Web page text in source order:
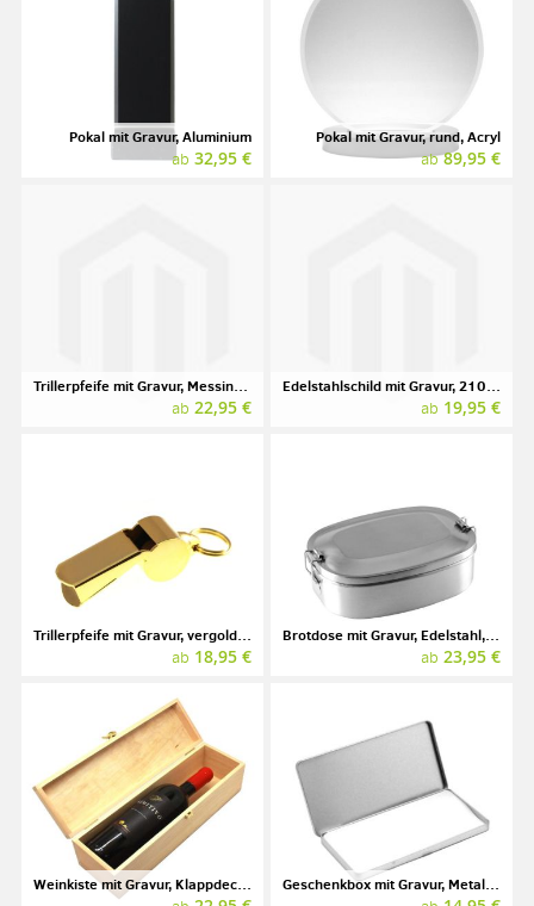
Pokal mit Gravur, Aluminium
ab 32,95 €
Pokal mit Gravur, rund, Acryl
ab 89,95 €
Trillerpfeife mit Gravur, Messing verchromt
ab 22,95 €
Edelstahlschild mit Gravur, 210 x 148 mm (A5)
ab 19,95 €
Trillerpfeife mit Gravur, vergoldet, GOLDENE MUNDIAL
ab 18,95 €
Brotdose mit Gravur, Edelstahl, 0,75 l
ab 23,95 €
Weinkiste mit Gravur, Klappdeckel, Holz Geschenkbox mit Gravur, Metall, 190 x 95 x 10 mm